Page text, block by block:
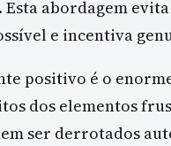
Esta abordagem
e incentiva
positivo é o
dos elementos
ser derrotados